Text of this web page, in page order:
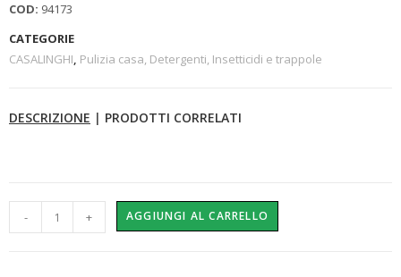
COD: 94173
CATEGORIE
CASALINGHI, Pulizia casa, Detergenti, Insetticidi e trappole
DESCRIZIONE | PRODOTTI CORRELATI
- + AGGIUNGI AL CARRELLO